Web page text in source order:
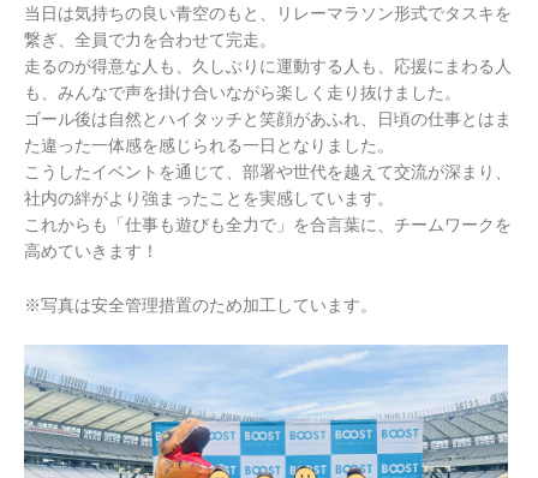
当日は気持ちの良い青空のもと、リレーマラソン形式でタスキを
繋ぎ、全員で力を合わせて完走。
走るのが得意な人も、久しぶりに運動する人も、応援にまわる人
も、みんなで声を掛け合いながら楽しく走り抜けました。
ゴール後は自然とハイタッチと笑顔があふれ、日頃の仕事とはま
た違った一体感を感じられる一日となりました。
こうしたイベントを通じて、部署や世代を越えて交流が深まり、
社内の絆がより強まったことを実感しています。
これからも「仕事も遊びも全力で」を合言葉に、チームワークを
高めていきます！
※写真は安全管理措置のため加工しています。